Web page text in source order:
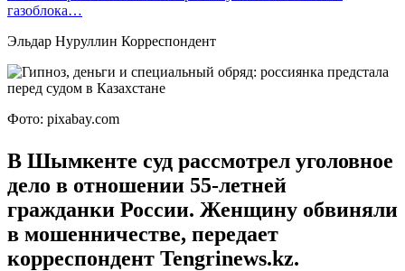
газоблока…
Эльдар Нуруллин Корреспондент
Фото: pixabay.com
В Шымкенте суд рассмотрел уголовное
дело в отношении 55-летней
гражданки России. Женщину обвиняли
в мошенничестве, передает
корреспондент Tengrinews.kz.